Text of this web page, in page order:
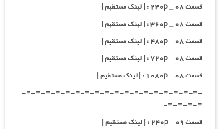
قسمت ۰۸ _ ۲۴۰p : | لینک مستقیم |
قسمت ۰۸ _ ۳۶۰p : | لینک مستقیم |
قسمت ۰۸ _ ۴۸۰p : | لینک مستقیم |
قسمت ۰۸ _ ۷۲۰p : | لینک مستقیم |
قسمت ۰۸ _ ۱۰۸۰p : | لینک مستقیم |
-=-=-=-=-=-=-=-=-=-=-=-=-=-=-=-=-=-=-
=-=-=-=-
قسمت ۰۹ _ ۲۴۰p : | لینک مستقیم |